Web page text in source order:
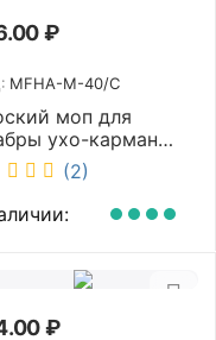
₽
MFHA-M-40/C
моп для
ухо-карман
40 см NV MFHA-
C
(2)
₽